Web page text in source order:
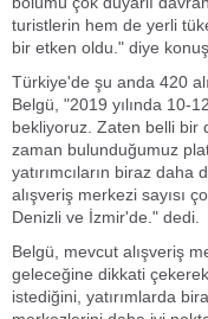
turistlerin hem de yerli
bir etken oldu." diye
Türkiye'de şu anda 420
Belgü, "2019 yılında 10-
bekliyoruz. Zaten belli bir
zaman bulunduğumuz
yatırımcıların biraz
alışveriş merkezi sayısı
Denizli ve İzmir'de." dedi.
Belgü, mevcut alışveriş
geleceğine dikkati
istediğini, yatırımlarda